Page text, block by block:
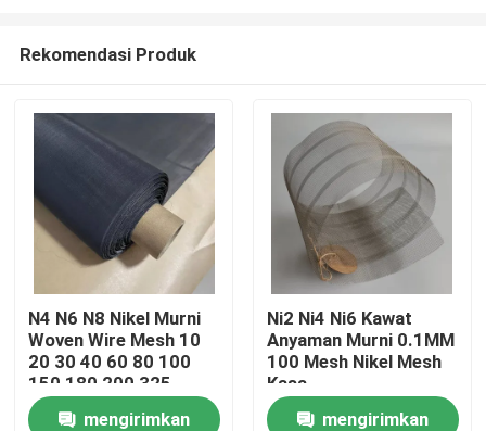
Rekomendasi Produk
N4 N6 N8 Nikel Murni
Woven Wire Mesh 10
20 30 40 60 80 100
150 180 200 325
Mesh
mengirimkan
Ni2 Ni4 Ni6 Kawat
Anyaman Murni 0.1MM
100 Mesh Nikel Mesh
Kasa
mengirimkan